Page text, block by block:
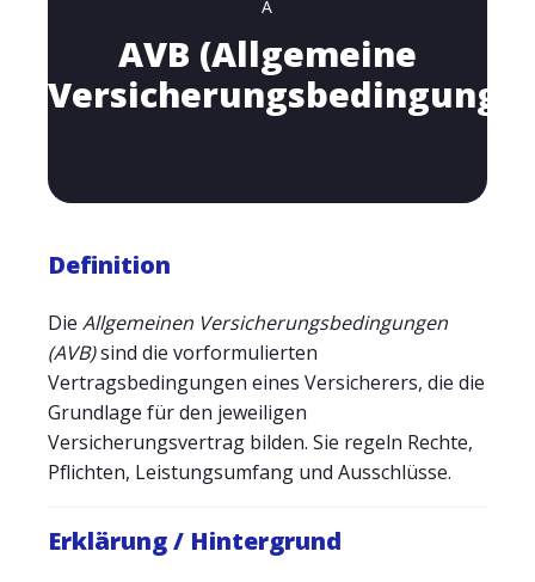
A
AVB (Allgemeine
Definition
Die Allgemeinen Versicherungsbedingungen
(AVB)sind die vorformulierten
Vertragsbedingungen eines Versicherers, die die
Grundlage für den jeweiligen
Versicherungsvertrag bilden. Sie regeln Rechte,
Pflichten, Leistungsumfang und Ausschlüsse.
Erklärung / Hintergrund